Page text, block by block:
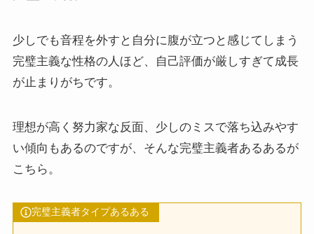
少しでも音程を外すと自分に腹が立つと感じてしまう
完璧主義な性格の人ほど、自己評価が厳しすぎて成長
が止まりがちです。
理想が高く努力家な反面、少しのミスで落ち込みやす
い傾向もあるのですが、そんな完璧主義者あるあるが
こちら。
完璧主義者タイプあるある